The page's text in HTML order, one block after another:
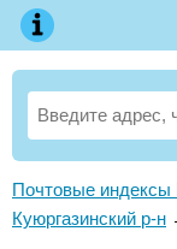
Почтовые индексы
Куюргазинский р-н